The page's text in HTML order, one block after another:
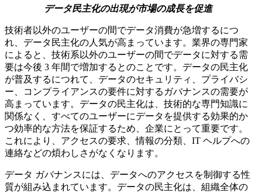
データ民主化の出現が市場の成長を促進
技術者以外のユーザーの間でデータ消費が急増するにつ
れ、データ民主化の人気が高まっています。業界の専門家
によると、技術系以外のユーザーの間でデータに対する需
要は今後 3 年間で増加するとのことです。データの民主化
が普及するにつれて、データのセキュリティ、プライバシ
ー、コンプライアンスの要件に対するガバナンスの需要が
高まっています。データの民主化は、技術的な専門知識に
関係なく、すべてのユーザーにデータを提供する効果的か
つ効率的な方法を保証するため、企業にとって重要です。
これにより、アクセスの要求、情報の分類、IT ヘルプへの
連絡などの煩わしさがなくなります。
データ ガバナンスには、データへのアクセスを制御する性
質が組み込まれています。データの民主化は、組織全体の